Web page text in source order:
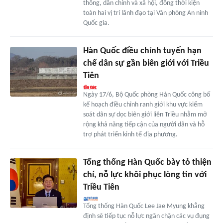
thông, dân chính và xã hội, đồng thời kiện
toàn hai vị trí lãnh đạo tại Văn phòng An ninh
Quốc gia.
Hàn Quốc điều chỉnh tuyến hạn
chế dân sự gần biên giới với Triều
Tiên
Ngày 17/6, Bộ Quốc phòng Hàn Quốc công bố
kế hoạch điều chỉnh ranh giới khu vực kiểm
soát dân sự dọc biên giới liên Triều nhằm mở
rộng khả năng tiếp cận của người dân và hỗ
trợ phát triển kinh tế địa phương.
Tổng thống Hàn Quốc bày tỏ thiện
chí, nỗ lực khôi phục lòng tin với
Triều Tiên
Tổng thống Hàn Quốc Lee Jae Myung khẳng
định sẽ tiếp tục nỗ lực ngăn chặn các vụ đụng